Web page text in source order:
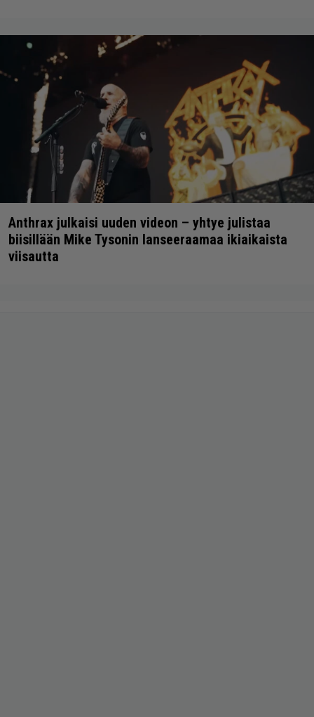
Anthrax julkaisi uuden videon – yhtye julistaa
biisillään Mike Tysonin lanseeraamaa ikiaikaista
viisautta